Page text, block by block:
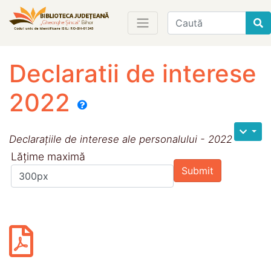
Find
Declaratii de interese
2022
Declarațiile de interese ale personalului - 2022
Lățime maximă